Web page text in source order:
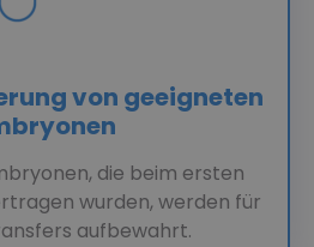
von geeigneten
die beim ersten
wurden, werden für
aufbewahrt.